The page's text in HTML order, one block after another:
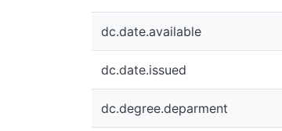
dc.date.available
dc.date.issued
dc.degree.deparment